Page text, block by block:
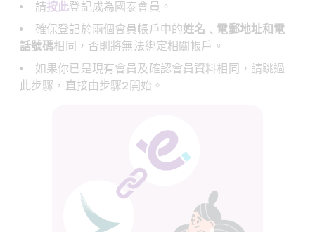
請按此登記成為國泰會員。
確保登記於兩個會員帳戶中的姓名﹑電郵地址和電
話號碼相同，否則將無法綁定相關帳戶。
如果你已是現有會員及確認會員資料相同，請跳過
此步驟，直接由步驟2 開始。